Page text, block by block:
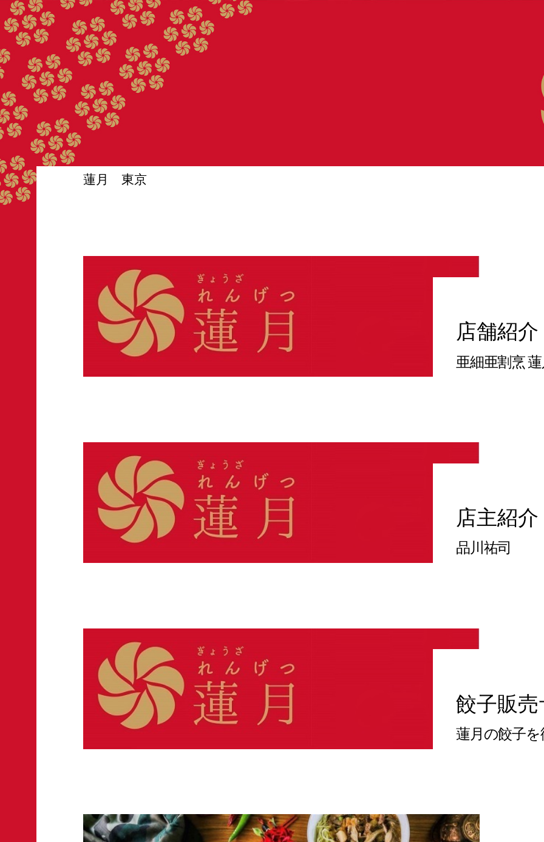
蓮月 東京
店舗紹介
亜細亜割烹
店主紹介
品川祐司
餃子販
蓮月の餃子